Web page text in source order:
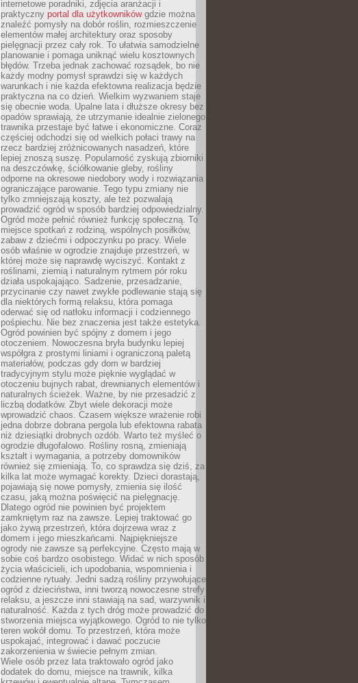
internetowe poradniki, zdjęcia aranżacji i
praktyczny portal dla użytkownikówgdzie można
znaleźć pomysły na dobór roślin, rozmieszczenie
elementów małej architektury oraz sposoby
pielęgnacji przez cały rok. To ułatwia samodzielne
planowanie i pomaga uniknąć wielu kosztownych
błędów. Trzeba jednak zachować rozsądek, bo nie
każdy modny pomysł sprawdzi się w każdych
warunkach i nie każda efektowna realizacja będzie
praktyczna na co dzień. Wielkim wyzwaniem staje
się obecnie woda. Upalne lata i dłuższe okresy bez
opadów sprawiają, że utrzymanie idealnie zielonego
trawnika przestaje być łatwe i ekonomiczne. Coraz
częściej odchodzi się od wielkich połaci trawy na
rzecz bardziej zróżnicowanych nasadzeń, które
lepiej znoszą suszę. Popularność zyskują zbiorniki
na deszczówkę, ściółkowanie gleby, rośliny
odporne na okresowe niedobory wody i rozwiązania
ograniczające parowanie. Tego typu zmiany nie
tylko zmniejszają koszty, ale też pozwalają
prowadzić ogród w sposób bardziej odpowiedzialny.
Ogród może pełnić również funkcję społeczną. To
miejsce spotkań z rodziną, wspólnych posiłków,
zabaw z dziećmi i odpoczynku po pracy. Wiele
osób właśnie w ogrodzie znajduje przestrzeń, w
której może się naprawdę wyciszyć. Kontakt z
roślinami, ziemią i naturalnym rytmem pór roku
działa uspokajająco. Sadzenie, przesadzanie,
przycinanie czy nawet zwykłe podlewanie stają się
dla niektórych formą relaksu, która pomaga
oderwać się od natłoku informacji i codziennego
pośpiechu. Nie bez znaczenia jest także estetyka.
Ogród powinien być spójny z domem i jego
otoczeniem. Nowoczesna bryła budynku lepiej
współgra z prostymi liniami i ograniczoną paletą
materiałów, podczas gdy dom w bardziej
tradycyjnym stylu może pięknie wyglądać w
otoczeniu bujnych rabat, drewnianych elementów i
naturalnych ścieżek. Ważne, by nie przesadzić z
liczbą dodatków. Zbyt wiele dekoracji może
wprowadzić chaos. Czasem większe wrażenie robi
jedna dobrze dobrana pergola lub efektowna rabata
niż dziesiątki drobnych ozdób. Warto też myśleć o
ogrodzie długofalowo. Rośliny rosną, zmieniają
kształt i wymagania, a potrzeby domowników
również się zmieniają. To, co sprawdza się dziś, za
kilka lat może wymagać korekty. Dzieci dorastają,
pojawiają się nowe pomysły, zmienia się ilość
czasu, jaką można poświęcić na pielęgnację.
Dlatego ogród nie powinien być projektem
zamkniętym raz na zawsze. Lepiej traktować go
jako żywą przestrzeń, która dojrzewa wraz z
domem i jego mieszkańcami. Najpiękniejsze
ogrody nie zawsze są perfekcyjne. Często mają w
sobie coś bardzo osobistego. Widać w nich sposób
życia właścicieli, ich upodobania, wspomnienia i
codzienne rytuały. Jedni sadzą rośliny przywołujące
ogród z dzieciństwa, inni tworzą nowoczesne strefy
relaksu, a jeszcze inni stawiają na sad, warzywnik i
naturalność. Każda z tych dróg może prowadzić do
stworzenia miejsca wyjątkowego. Ogród to nie tylko
teren wokół domu. To przestrzeń, która może
uspokajać, integrować i dawać poczucie
zakorzenienia w świecie pełnym zmian.
Wiele osób przez lata traktowało ogród jako
dodatek do domu, miejsce na trawnik, kilka